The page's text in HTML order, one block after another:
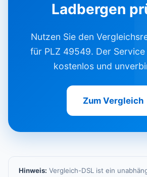
Ladbergen
Nutzen Sie den
für PLZ 49549. Der
kostenlos und
Zum Vergleich
Hinweis: Vergleich-DSL ist ein